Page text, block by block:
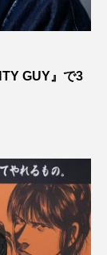
GUY』で3